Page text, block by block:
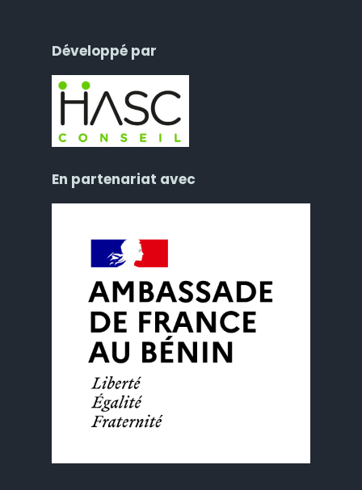
Développé par
En partenariat avec